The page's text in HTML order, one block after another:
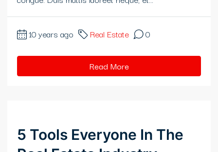
10 years ago Real Estate 0
Read More
5 Tools Everyone In The